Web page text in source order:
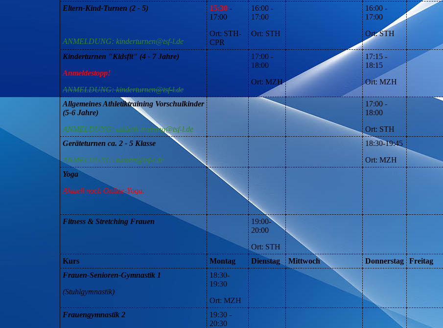
Eltern-Kind-Turnen (2 - 5)
ANMELDUNG: kinderturnen@tsf-l.de
15:30 -
17:00
Ort: STH-
CPR
16:00 -
17:00
Ort: STH
16:00 -
17:00
Ort: STH
Kinderturnen "Kidsfit" (4 - 7 Jahre)
Anmeldestopp!
ANMELDUNG: kinderturnen@tsf-l.de
17:00 -
18:00
Ort: MZH
17:15 -
18:15
Ort: MZH
Allgemeines Athletiktraining Vorschulkinder
(5-6 Jahre)
ANMELDUNG: athletik-training@tsf-l.de
17:00 -
18:00
Ort: STH
Geräteturnen ca. 2 - 5 Klasse
ANMELDUNG: turnen@tsf-l.de
18:30-19:45
Ort: MZH
Yoga
Aktuell noch Online-Yoga.
Fitness & Stretching Frauen
19:00-
20:00
Ort: STH
Kurs
Montag Dienstag Mittwoch Donnerstag
Freitag
Frauen-Senioren-Gymnastik 1
(Stuhlgymnastik)
18:30-
19:30
Ort: MZH
Frauengymnastik 2
19:30 -
20:30